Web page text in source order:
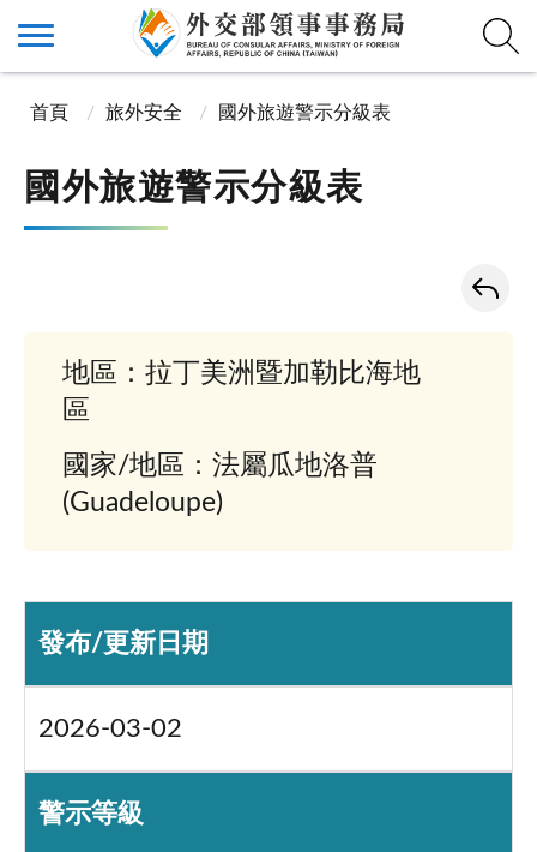
首頁 旅外安全 國外旅遊警示分級表
國外旅遊警示分級表
地區：拉丁美洲暨加勒比海地
區
國家/地區：法屬瓜地洛普
(Guadeloupe)
發布/更新日期
2026-03-02
警示等級